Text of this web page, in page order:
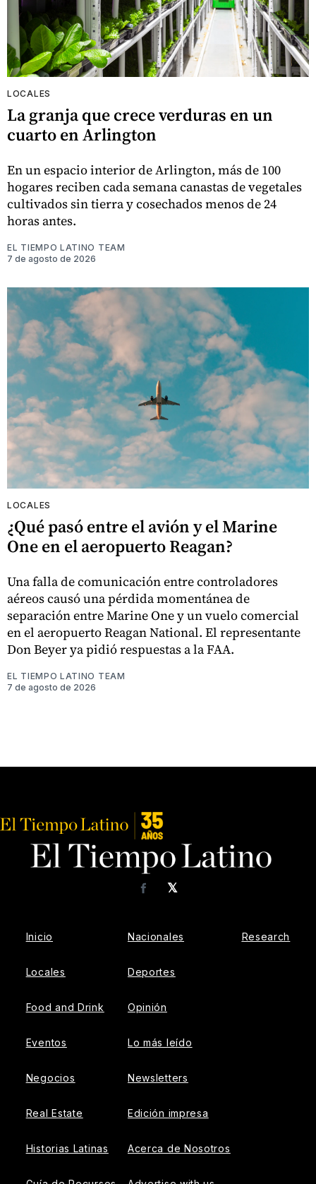
LOCALES
La granja que crece verduras en un
cuarto en Arlington
En un espacio interior de Arlington, más de 100
hogares reciben cada semana canastas de vegetales
cultivados sin tierra y cosechados menos de 24
horas antes.
EL TIEMPO LATINO TEAM
7 de agosto de 2026
LOCALES
¿Qué pasó entre el avión y el Marine
One en el aeropuerto Reagan?
Una falla de comunicación entre controladores
aéreos causó una pérdida momentánea de
separación entre Marine One y un vuelo comercial
en el aeropuerto Reagan National. El representante
Don Beyer ya pidió respuestas a la FAA.
EL TIEMPO LATINO TEAM
7 de agosto de 2026
𝕏
Facebook
Inicio
Locales
Food and Drink
Eventos
Negocios
Real Estate
Historias Latinas
Nacionales
Deportes
Opinión
Lo más leído
Newsletters
Edición impresa
Acerca de Nosotros
Research